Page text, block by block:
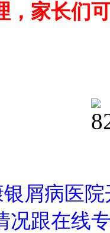
，家长们
屑病医
况跟在线